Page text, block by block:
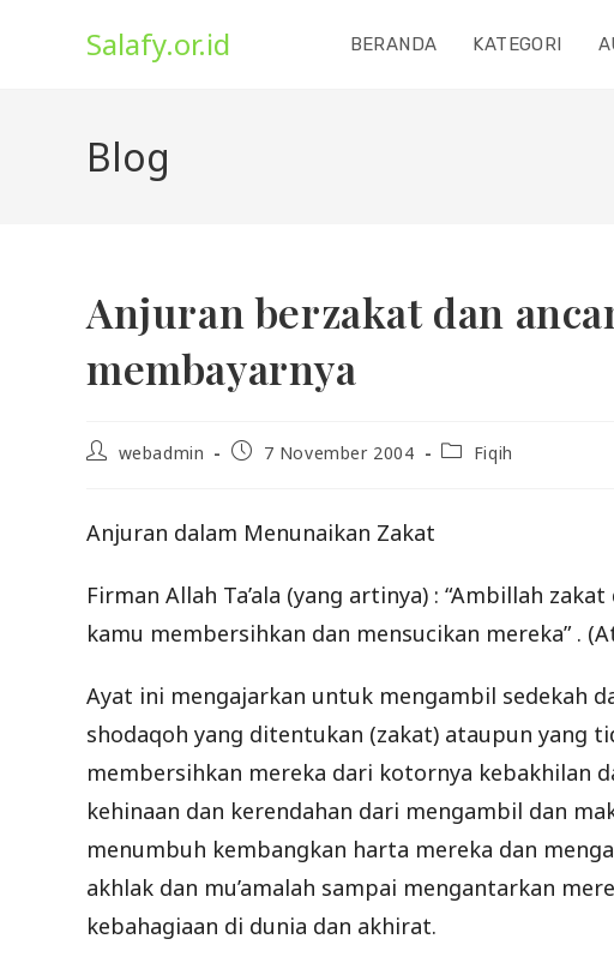
Salafy.or.id BERANDA KATEGORI
Blog
Anjuran berzakat dan
membayarnya
Postwebadmin
Post7 November 2004
PostFiqih
Anjuran dalam Menunaikan Zakat
Firman Allah Ta’ala (yang artinya) : “Ambillah
kamu membersihkan dan mensucikan mereka” .
Ayat ini mengajarkan untuk mengambil sedekah
shodaqoh yang ditentukan (zakat) ataupun yang
membersihkan mereka dari kotornya kebakhilan
kehinaan dan kerendahan dari mengambil dan
menumbuh kembangkan harta mereka dan
akhlak dan mu’amalah sampai mengantarkan
kebahagiaan di dunia dan akhirat.